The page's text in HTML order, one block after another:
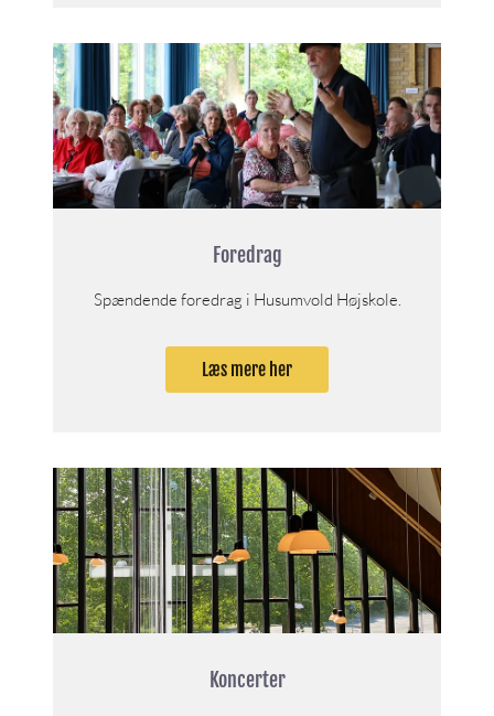
Foredrag
Spændende foredrag i Husumvold Højskole.
Læs mere her
Koncerter